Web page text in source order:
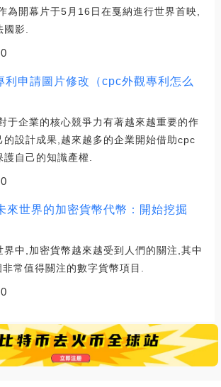
為開幕片于5月16日在戛納進行世界首映,
影.
申請圖片修改（cpc外觀專利怎么
于企業的核心競爭力有著越來越重要的作
的設計成果,越來越多的企業開始借助cpc
自己的知識產權.
來世界的加密貨幣代幣：開始挖掘
界中,加密貨幣越來越受到人們的關注,其中
常值得關注的數字貨幣項目.